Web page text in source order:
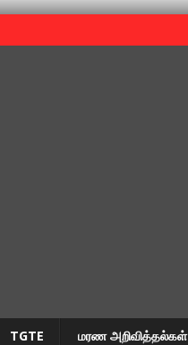
TGTE மரண அறிவித்தல்கள்